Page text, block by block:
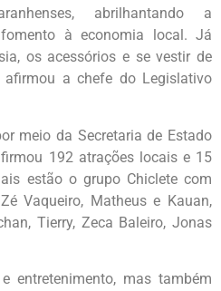
abrilhantando a
à economia local. Já
os acessórios e se vestir de
afirmou a chefe do Legislativo
meio da Secretaria de Estado
192 atrações locais e 15
estão o grupo Chiclete com
Vaqueiro, Matheus e Kauan,
Tierry, Zeca Baleiro, Jonas
entretenimento, mas também